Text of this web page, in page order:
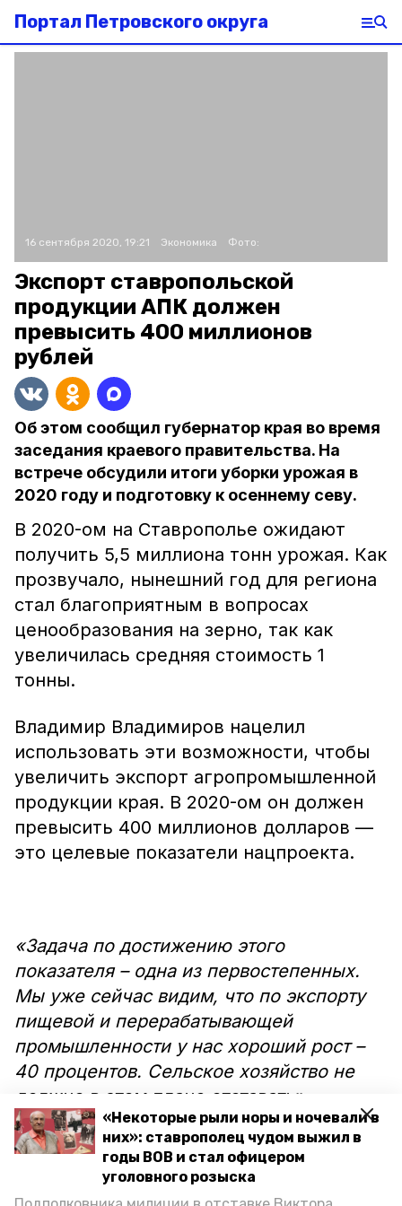
«Некоторые рыли норы и ночевали в
них»: ставрополец чудом выжил в
годы ВОВ и стал офицером
уголовного розыска
Портал Петровского округа
16 сентября 2020, 19:21 Экономика Фото:
Экспорт ставропольской
продукции АПК должен
превысить 400 миллионов
рублей
Об этом сообщил губернатор края во время
заседания краевого правительства. На
встрече обсудили итоги уборки урожая в
2020 году и подготовку к осеннему севу.
В 2020-ом на Ставрополье ожидают
получить 5,5 миллиона тонн урожая. Как
прозвучало, нынешний год для региона
стал благоприятным в вопросах
ценообразования на зерно, так как
увеличилась средняя стоимость 1
тонны.
Владимир Владимиров нацелил
использовать эти возможности, чтобы
увеличить экспорт агропромышленной
продукции края. В 2020-ом он должен
превысить 400 миллионов долларов —
это целевые показатели нацпроекта.
«Задача по достижению этого
показателя – одна из первостепенных.
Мы уже сейчас видим, что по экспорту
пищевой и перерабатывающей
промышленности у нас хороший рост –
40 процентов. Сельское хозяйство не
должно в этом плане отставать», –
подчеркнул глава Ставрополья.
Главе края также доложили, что в
целом финансово-экономические